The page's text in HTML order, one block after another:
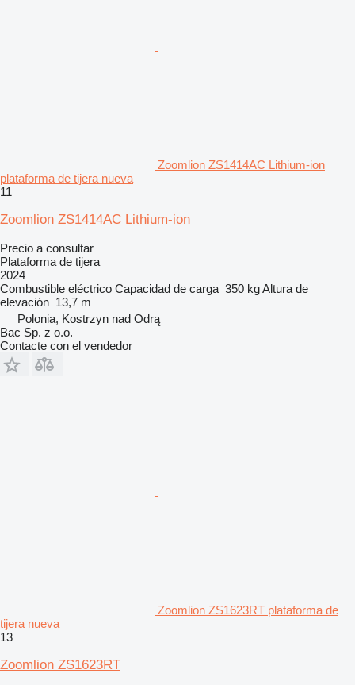
Zoomlion ZS1414AC Lithium-ion
plataforma de tijera nueva
11
Zoomlion ZS1414AC Lithium-ion
Precio a consultar
Plataforma de tijera
2024
Combustible eléctrico Capacidad de carga 350 kgAltura de
elevación 13,7 m
Polonia, Kostrzyn nad Odrą
Bac Sp. z o.o.
Contacte con el vendedor
Zoomlion ZS1623RT plataforma de
tijera nueva
13
Zoomlion ZS1623RT